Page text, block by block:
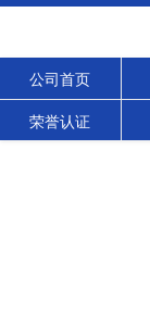
公司首页
荣誉认证